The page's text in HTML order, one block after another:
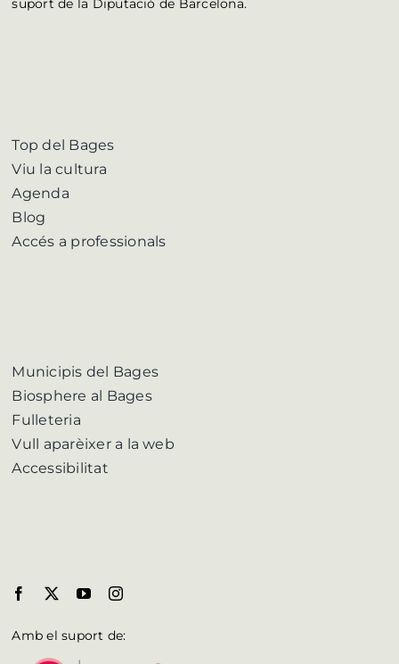
suport de la Diputació de Barcelona.
Top del Bages
Viu la cultura
Agenda
Blog
Accés a professionals
Municipis del Bages
Biosphere al Bages
Fulleteria
Vull aparèixer a la web
Accessibilitat
Amb el suport de: